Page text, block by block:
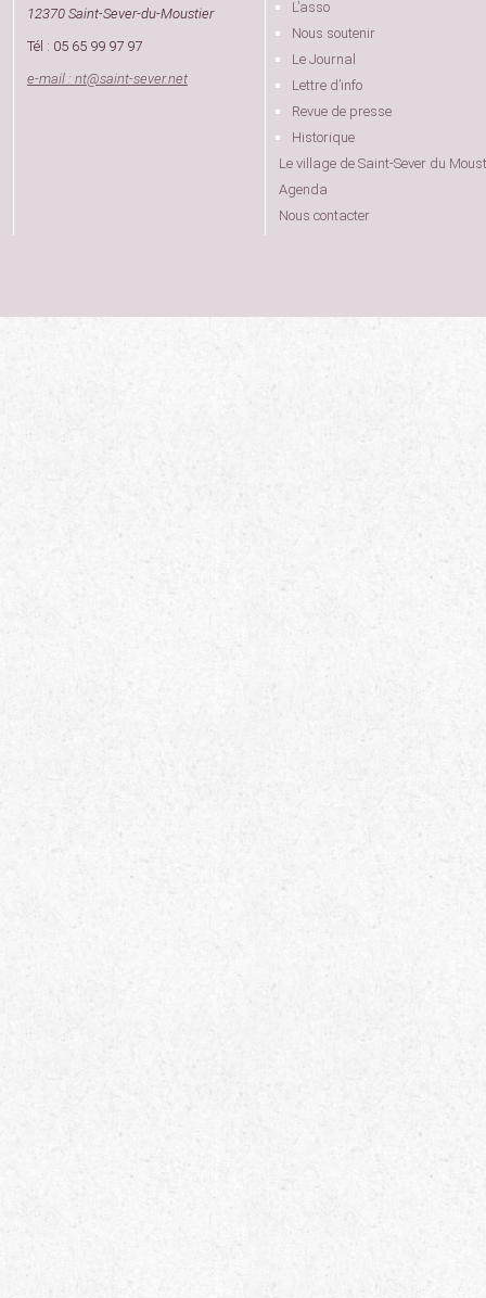
12370 Saint-Sever-du-Moustier
Tél : 05 65 99 97 97
e-mail : nt@saint-sever.net
L’asso
Nous soutenir
Le Journal
Lettre d’info
Revue de presse
Historique
Le village de Saint-Sever du
Agenda
Nous contacter